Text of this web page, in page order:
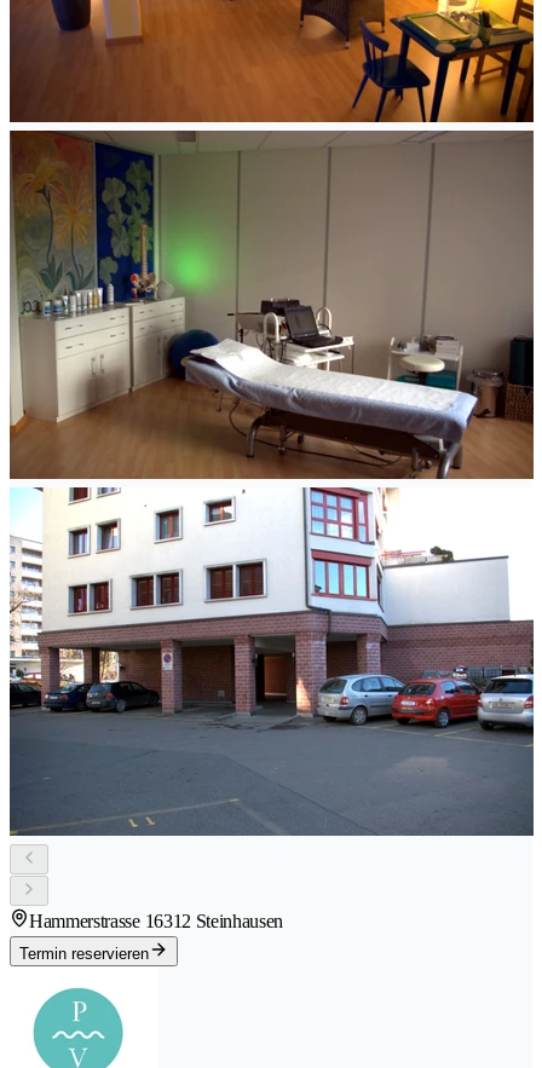
Hammerstrasse 16312 Steinhausen
Termin reservieren